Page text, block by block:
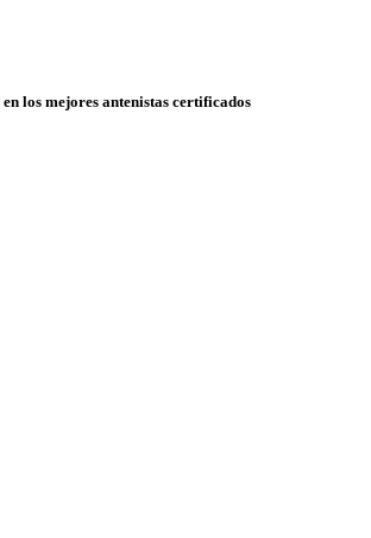
los mejores antenistas certificados